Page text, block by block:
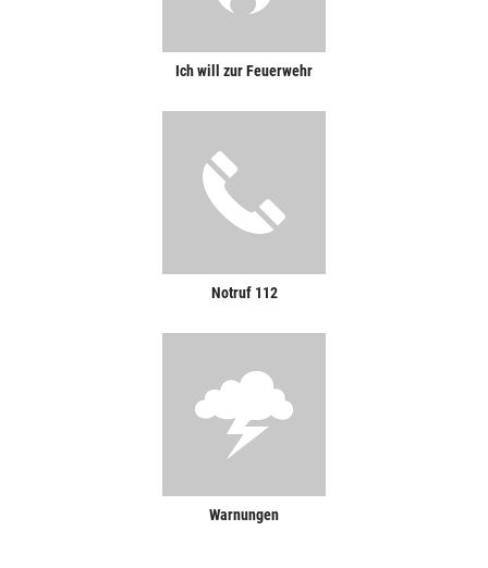
Ich will zur Feuerwehr
Notruf 112
Warnungen